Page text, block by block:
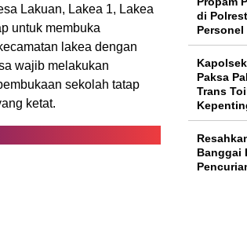
Lakuan, Lakea 1, Lakea
untuk membuka
lakea dengan
wajib melakukan
sekolah tatap
ketat.
di
Paksa
Trans
Banggai